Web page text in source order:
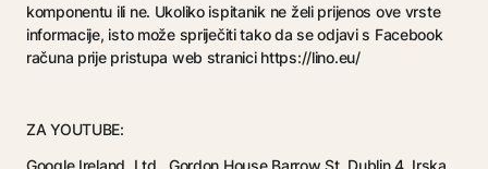
komponentu ili ne. Ukoliko ispitanik ne želi prijenos ove vrste
informacije, isto može spriječiti tako da se odjavi s Facebook
računa prije pristupa web stranici https://lino.eu/
ZA YOUTUBE: